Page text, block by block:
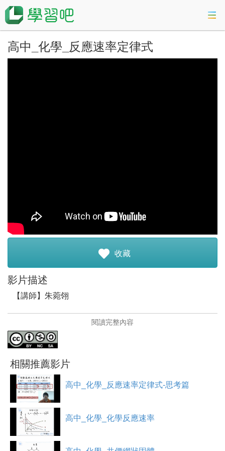
課程總覽
高中_化學_反應速率定律式
收藏
影片描述
【講師】朱菀翎
目前就讀於國立清華大學材料科學與工程所。
活潑可愛，善良有愛心。課餘時間積極參與各種活動，興
趣廣泛，對任何事物都抱持著一些好奇以及熱情。
【影片簡介】
本課程將介紹反應速率定律式的表示法，並介紹零級反應
以及一級反應的特性
閱讀完整內容
相關推薦影片
高中_化學_反應速率定律式-思考篇
高中_化學_化學反應速率